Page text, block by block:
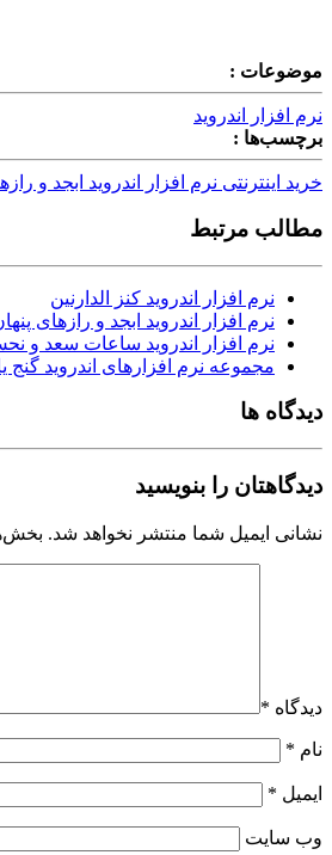
موضوعات :
نرم افزار اندروید
برچسب‌ها :
خرید اینترنتی نرم افزار اندروید ابجد و
مطالب مرتبط
نرم افزار اندروید کنز الدارنین
نرم افزار اندروید ابجد و رازهای
نرم افزار اندروید ساعات سعد و
مجموعه نرم افزارهای اندروید گنج
دیدگاه ها
دیدگاهتان را بنویسید
نشانی ایمیل شما منتشر نخواهد شد.
دیدگاه *
نام *
ایمیل *
وب‌ سایت